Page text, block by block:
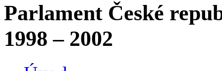
Parlament České
1998 – 2002